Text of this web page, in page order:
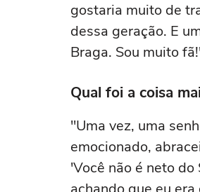
gostaria muito de
dessa geração. E
Braga. Sou muito
Qual foi a coisa
"Uma vez, uma
emocionado,
'Você não é neto